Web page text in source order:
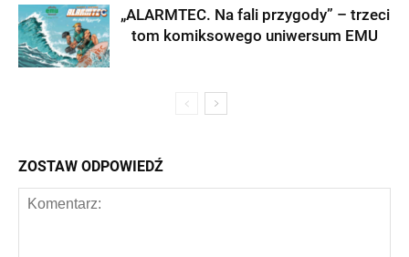
„ALARMTEC. Na fali przygody” – trzeci
tom komiksowego uniwersum EMU
ZOSTAW ODPOWIEDŹ